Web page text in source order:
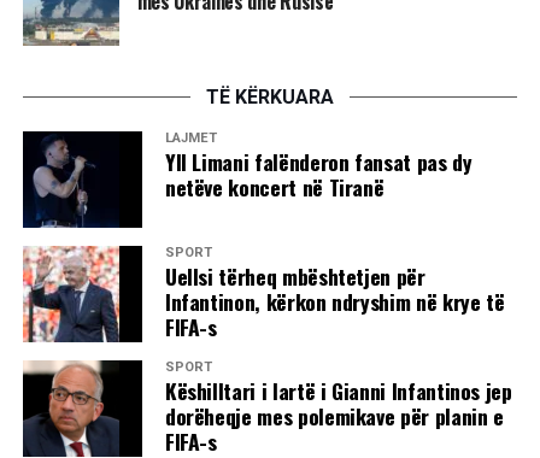
TË KËRKUARA
LAJMET
Yll Limani falënderon fansat pas dy
netëve koncert në Tiranë
SPORT
Uellsi tërheq mbështetjen për
Infantinon, kërkon ndryshim në krye të
FIFA-s
SPORT
Këshilltari i lartë i Gianni Infantinos jep
dorëheqje mes polemikave për planin e
FIFA-s